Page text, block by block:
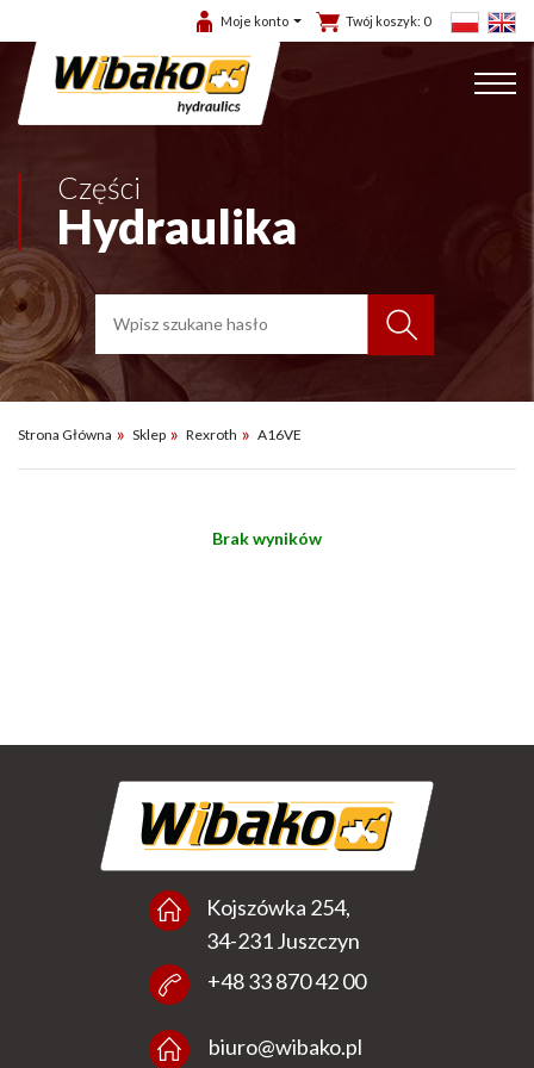
Moje konto Twój koszyk: 0
Części
Hydraulika
Strona Główna Sklep Rexroth A16VE
Brak wyników
Kojszówka 254,
34-231 Juszczyn
+48 33 870 42 00
biuro@wibako.pl